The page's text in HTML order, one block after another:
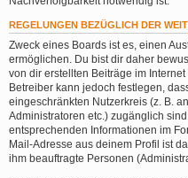
REGELUNGEN BEZÜGLICH DER
Zweck eines Boards ist es, einen
ermöglichen. Du bist dir daher
von dir erstellten Beiträge im
Betreiber kann jedoch festlegen,
eingeschränkten Nutzerkreis (z. B.
Administratoren etc.) zugänglich
entsprechenden Informationen im
Mail-Adresse aus deinem Profil ist
ihm beauftragte Personen